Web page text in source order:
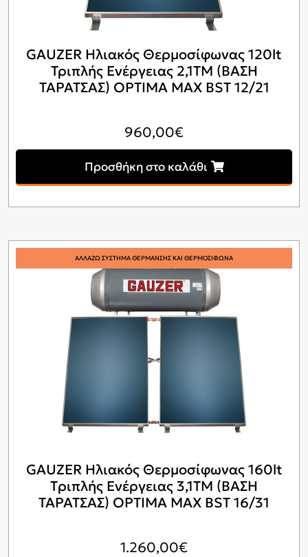
GAUZER Ηλιακός Θερμοσίφωνας 120lt
Τριπλής Ενέργειας 2,1ΤΜ (ΒΑΣΗ
ΤΑΡΑΤΣΑΣ) OPTIMA MAX BST 12/21
960,00€
Προσθήκη στο καλάθι
ΑΛΛΑΖΩ ΣΥΣΤΗΜΑ ΘΕΡΜΑΝΣΗΣ ΚΑΙ ΘΕΡΜΟΣΙΦΩΝΑ
GAUZER Ηλιακός Θερμοσίφωνας 160lt
Tριπλής Ενέργειας 3,1ΤΜ (ΒΑΣΗ
ΤΑΡΑΤΣΑΣ) OPTIMA MAX BSΤ 16/31
1.260,00€